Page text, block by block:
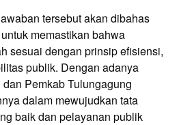
tersebut akan dibahas
memastikan bahwa
sesuai dengan prinsip efisiensi,
publik. Dengan adanya
Pemkab Tulungagung
dalam mewujudkan tata
baik dan pelayanan publik